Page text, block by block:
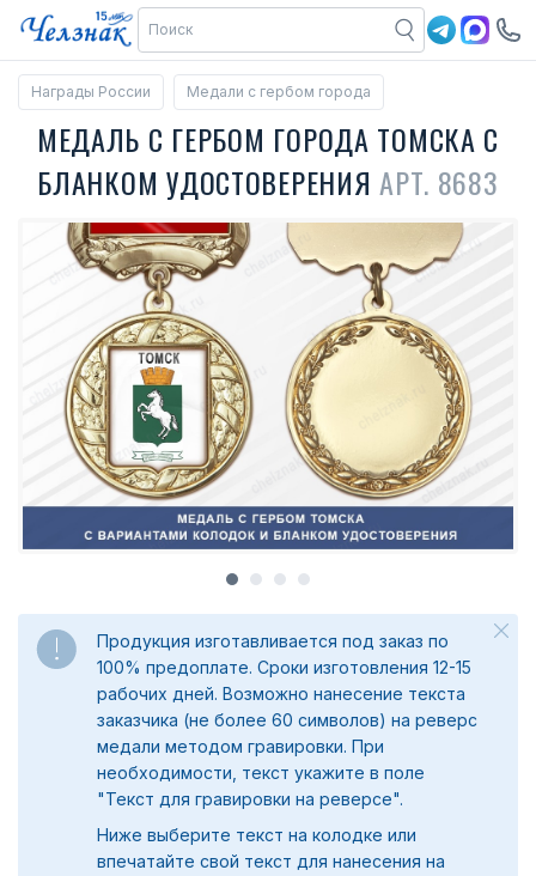
Награды России Медали с гербом города
МЕДАЛЬ С ГЕРБОМ ГОРОДА ТОМСКА С
БЛАНКОМ УДОСТОВЕРЕНИЯАРТ. 8683
Продукция изготавливается под заказ по
100% предоплате. Сроки изготовления 12-15
рабочих дней. Возможно нанесение текста
заказчика (не более 60 символов) на реверс
медали методом гравировки. При
необходимости, текст укажите в поле
"Текст для гравировки на реверсе".
Ниже выберите текст на колодке или
впечатайте свой текст для нанесения на